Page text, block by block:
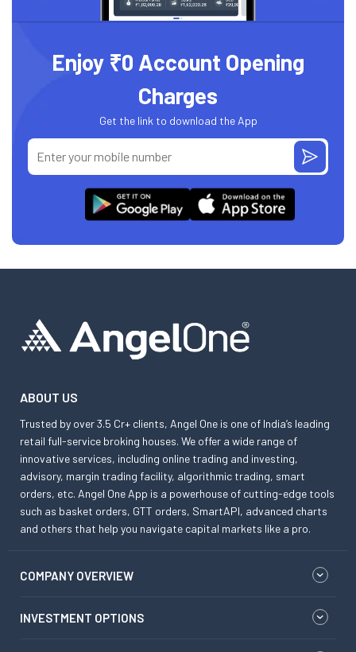
Enjoy ₹0 Account Opening
Charges
Get the link to download the App
ABOUT US
Trusted by over 3.5 Cr+ clients, Angel One is one of India’s leading
retail full-service broking houses. We offer a wide range of
innovative services, including online trading and investing,
advisory, margin trading facility, algorithmic trading, smart
orders, etc. Angel One App is a powerhouse of cutting-edge tools
such as basket orders, GTT orders, SmartAPI, advanced charts
and others that help you navigate capital markets like a pro.
COMPANY OVERVIEW
INVESTMENT OPTIONS